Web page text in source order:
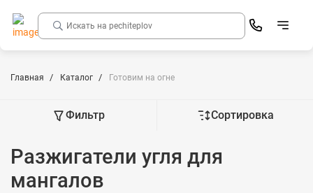
Главная Каталог Готовим на огне
Фильтр Сортировка
Разжигатели угля для
мангалов